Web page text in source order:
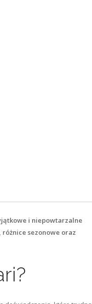
i niepowtarzalne
sezonowe oraz